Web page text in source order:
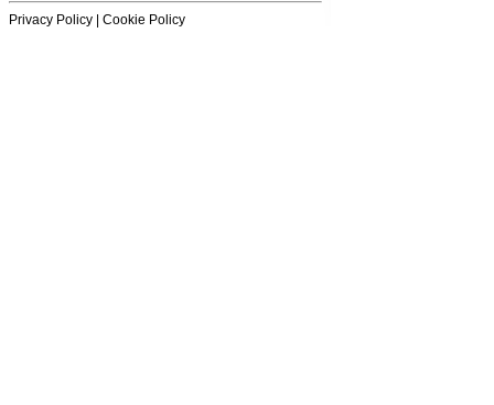
Privacy Policy Cookie Policy